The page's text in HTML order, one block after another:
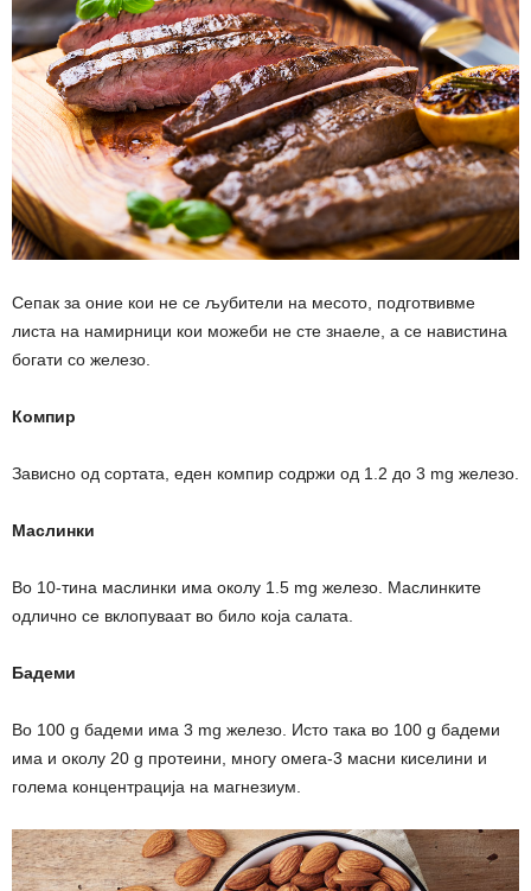
Сепак за оние кои не се љубители на месото, подготвивме
листа на намирници кои можеби не сте знаеле, а се навистина
богати со железо.
Компир
Зависно од сортата, еден компир содржи од 1.2 до 3 mg железо.
Маслинки
Во 10-тина маслинки има околу 1.5 mg железо. Маслинките
одлично се вклопуваат во било која салата.
Бадеми
Во 100 g бадеми има 3 mg железо. Исто така во 100 g бадеми
има и околу 20 g протеини, многу омега-3 масни киселини и
голема концентрација на магнезиум.